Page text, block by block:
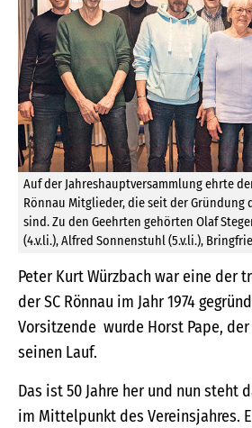
Auf der Jahreshauptversammlung ehrte
Rönnau Mitglieder, die seit der Gründung
sind. Zu den Geehrten gehörten Olaf
(4.v.li.), Alfred Sonnenstuhl (5.v.li.),
Peter Kurt Würzbach war eine der
der SC Rönnau im Jahr 1974
Vorsitzende wurde Horst Pape,
seinen Lauf.
Das ist 50 Jahre her und nun steht
im Mittelpunkt des Vereinsjahres.